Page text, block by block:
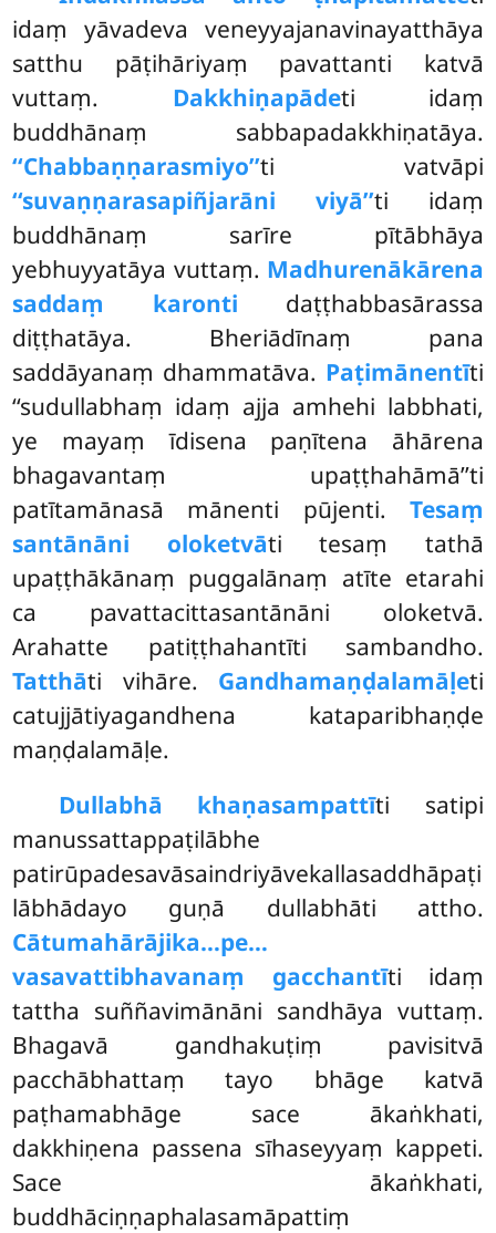
idaṃ yāvadeva veneyyajanavinayatthāya
satthu pāṭihāriyaṃ pavattanti katvā
vuttaṃ. Dakkhiṇapādeti idaṃ
buddhānaṃ sabbapadakkhiṇatāya.
‘‘Chabbaṇṇarasmiyo’’ti vatvāpi
‘‘suvaṇṇarasapiñjarāni viyā’’ti idaṃ
buddhānaṃ sarīre pītābhāya
yebhuyyatāya vuttaṃ. Madhurenākārena
saddaṃ karonti daṭṭhabbasārassa
diṭṭhatāya. Bheriādīnaṃ pana
saddāyanaṃ dhammatāva. Paṭimānentīti
‘‘sudullabhaṃ idaṃ ajja amhehi labbhati,
ye mayaṃ īdisena paṇītena āhārena
bhagavantaṃ upaṭṭhahāmā’’ti
patītamānasā mānenti pūjenti. Tesaṃ
santānāni oloketvātitesaṃ tathā
upaṭṭhākānaṃ puggalānaṃ atīte etarahi
ca pavattacittasantānāni oloketvā.
Arahatte patiṭṭhahantīti sambandho.
Tatthāti vihāre. Gandhamaṇḍalamāḷeti
catujjātiyagandhena kataparibhaṇḍe
maṇḍalamāḷe.
Dullabhā khaṇasampattīti satipi
manussattappaṭilābhe
patirūpadesavāsaindriyāvekallasaddhāpaṭi
lābhādayo guṇā dullabhāti attho.
Cātumahārājika…pe…
vasavattibhavanaṃ gacchantīti idaṃ
tattha suññavimānāni sandhāya vuttaṃ.
Bhagavā gandhakuṭiṃ pavisitvā
pacchābhattaṃ tayo bhāge katvā
paṭhamabhāge sace ākaṅkhati,
dakkhiṇena passena sīhaseyyaṃ kappeti.
Sace ākaṅkhati,
buddhāciṇṇaphalasamāpattiṃ